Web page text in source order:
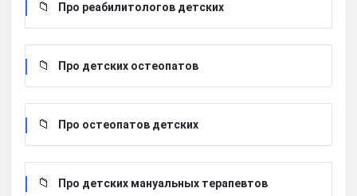
Про реабилитологов детских
Про детских остеопатов
Про остеопатов детских
Про детских мануальных терапевтов